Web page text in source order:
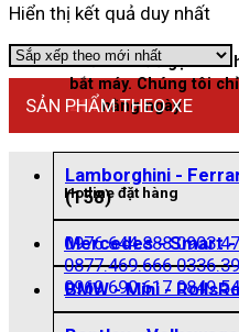
Nhấn vào để gọi
bắt máy. Chúng tôi
21hhằng ngày
Hotline đặt hàng
0976.644.888
0877.469.666
0969.690.617
Hiển thị kết quả duy nhất
SẢN PHẨM THEO XE
Lamborghini -
(158)
Mercedes - Smart -
BMW - Mini -